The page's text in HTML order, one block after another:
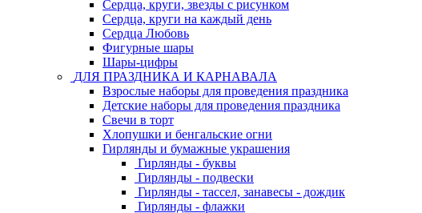
Сердца, круги, звезды с рисунком
Сердца, круги на каждый день
Сердца Любовь
Фигурные шары
Шары-цифры
ДЛЯ ПРАЗДНИКА И КАРНАВАЛА
Взрослые наборы для проведения праздника
Детские наборы для проведения праздника
Свечи в торт
Хлопушки и бенгальские огни
Гирлянды и бумажные украшения
Гирлянды - буквы
Гирлянды - подвески
Гирлянды - тассел, занавесы - дождик
Гирлянды - флажки